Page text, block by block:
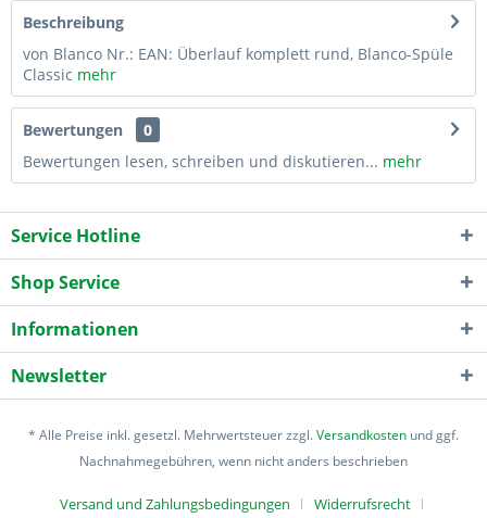
Beschreibung
von Blanco Nr.: EAN: Überlauf komplett rund, Blanco-Spüle
Classic mehr
Bewertungen
0
Bewertungen lesen, schreiben und diskutieren... mehr
Service Hotline
Shop Service
Informationen
Newsletter
* Alle Preise inkl. gesetzl. Mehrwertsteuer zzgl.Versandkosten und ggf.
Nachnahmegebühren, wenn nicht anders beschrieben
Versand und Zahlungsbedingungen Widerrufsrecht